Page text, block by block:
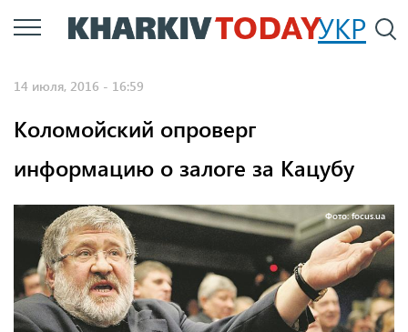
Перейти
к
УКР
14 июля, 2016 - 16:59
Коломойский опроверг
информацию о залоге за Кацубу
Фото: focus.ua